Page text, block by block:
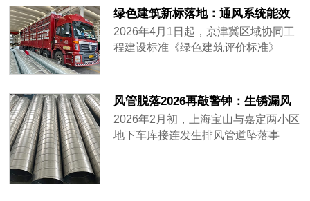
注材质、厚度、密封性等硬性参数，
还要评估供应商的加工精度、交付周
期及全流程服务能力。很多用户在搜
护成本。本文将从加工精度、材质适
配、交付保障三个维度，对比市场主
流供应商——宏达风管、安达通风以
绿色建筑新标落地：通风系统能效
纳入强制指标，风管行业迎低碳转
型
2026年4月1日起，京津冀区域协同工
程建设标准《绿色建筑评价标准》
节，通风系统能效指标从推荐性要求
升级为强制评价内容，新建建筑通风
系统能效上限值较2020版标准收紧约
18%。
风管脱落2026再敲警钟：生锈漏风
别等砸下来再换
2026年2月初，上海宝山与嘉定两小区
地下车库接连发生排风管道坠落事